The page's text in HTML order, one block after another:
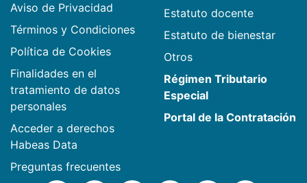
Aviso de Privacidad
Términos y Condiciones
Política de Cookies
Finalidades en el
tratamiento de datos
personales
Acceder a derechos
Habeas Data
Preguntas frecuentes
Estatuto docente
Estatuto de bienestar
Otros
Régimen Tributario
Especial
Portal de la Contratación